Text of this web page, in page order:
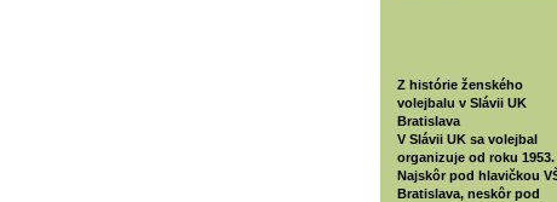
Z histórie ženského
volejbalu v Slávii UK
Bratislava
V Slávii UK sa volejbal
organizuje od roku 1953.
Najskôr pod hlavičkou
Bratislava, neskôr pod